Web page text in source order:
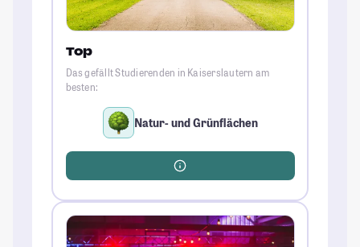
Top
Das gefällt Studierenden in Kaiserslautern am
besten:
Natur- und Grünflächen